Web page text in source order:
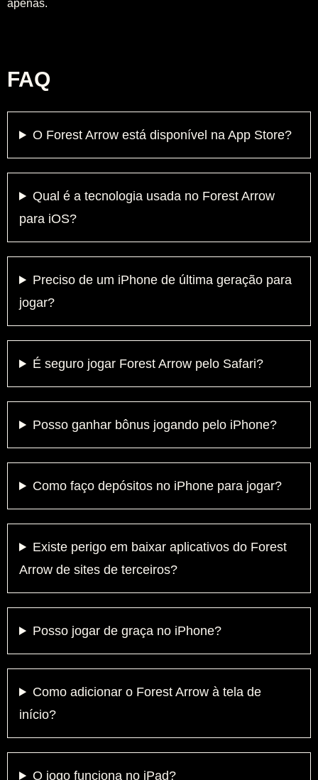
apenas.
FAQ
O Forest Arrow está disponível na App Store?
Qual é a tecnologia usada no Forest Arrow
para iOS?
Preciso de um iPhone de última geração para
jogar?
É seguro jogar Forest Arrow pelo Safari?
Posso ganhar bônus jogando pelo iPhone?
Como faço depósitos no iPhone para jogar?
Existe perigo em baixar aplicativos do Forest
Arrow de sites de terceiros?
Posso jogar de graça no iPhone?
Como adicionar o Forest Arrow à tela de
início?
O jogo funciona no iPad?